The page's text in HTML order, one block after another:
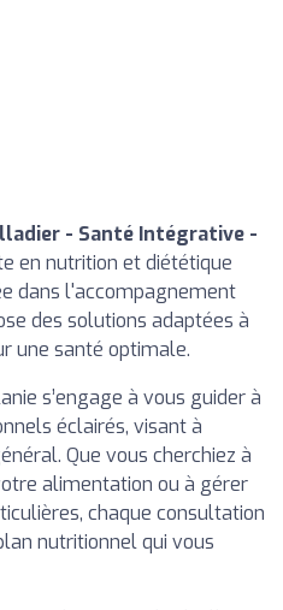
- Santé Intégrative -
en nutrition et diététique
dans l'accompagnement
des solutions adaptées à
une santé optimale.
s’engage à vous guider à
éclairés, visant à
Que vous cherchiez à
alimentation ou à gérer
chaque consultation
nutritionnel qui vous